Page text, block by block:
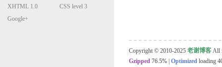
XHTML 1.0
Transitional
CSS level 3
Google+
Copyright © 2010-2025 老谢博客 All
Gzipped 76.5% Optimized loading